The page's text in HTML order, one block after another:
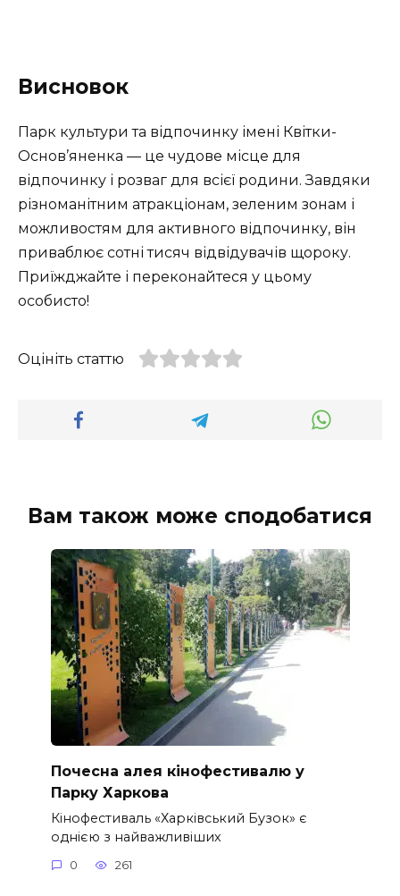
Висновок
Парк культури та відпочинку імені Квітки-
Основ’яненка — це чудове місце для
відпочинку і розваг для всієї родини. Завдяки
різноманітним атракціонам, зеленим зонам і
можливостям для активного відпочинку, він
приваблює сотні тисяч відвідувачів щороку.
Приїжджайте і переконайтеся у цьому
особисто!
Оцініть статтю
Вам також може сподобатися
Почесна алея кінофестивалю у
Парку Харкова
Кінофестиваль «Харківський Бузок» є
однією з найважливіших
0 261